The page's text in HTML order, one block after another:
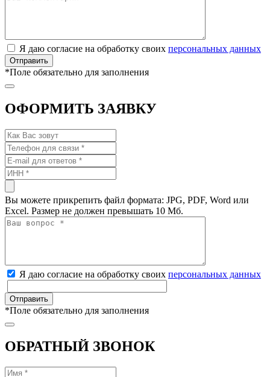
Я даю согласие на обработку своих персональных данных
*Поле обязательно для заполнения
ОФОРМИТЬ ЗАЯВКУ
Вы можете прикрепить файл формата: JPG, PDF, Word или
Excel. Размер не должен превышать 10 Мб.
Я даю согласие на обработку своих персональных данных
*Поле обязательно для заполнения
ОБРАТНЫЙ ЗВОНОК